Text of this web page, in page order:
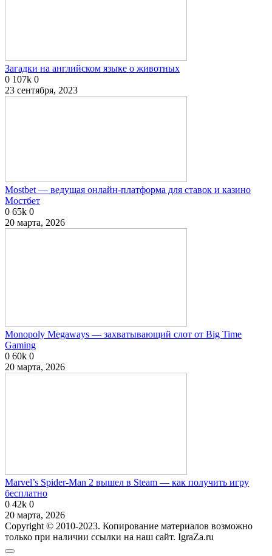
Загадки на английском языке о животных
0 107k 0
23 сентября, 2023
Mostbet — ведущая онлайн-платформа для ставок и казино
Мостбет
0 65k 0
20 марта, 2026
Monopoly Megaways — захватывающий слот от Big Time
Gaming
0 60k 0
20 марта, 2026
Marvel’s Spider-Man 2 вышел в Steam — как получить игру
бесплатно
0 42k 0
20 марта, 2026
Copyright © 2010-2023. Копирование материалов возможно
только при наличии ссылки на наш сайт. IgraZa.ru